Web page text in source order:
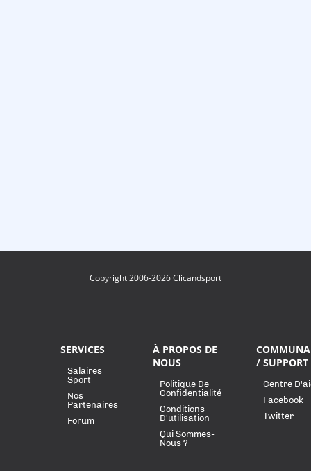
Copyright 2006-2026 Clicandsport
SERVICES
Salaires
Sport
Nos
Partenaires
Forum
À PROPOS DE
NOUS
Politique De
Confidentialité
Conditions
D'utilisation
Qui Sommes-
Nous ?
/ SUPPORT
Centre
Facebook
Twitter